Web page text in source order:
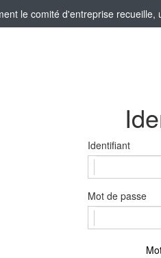
le comité d'entreprise recueille,
Identifiant
Mot de passe